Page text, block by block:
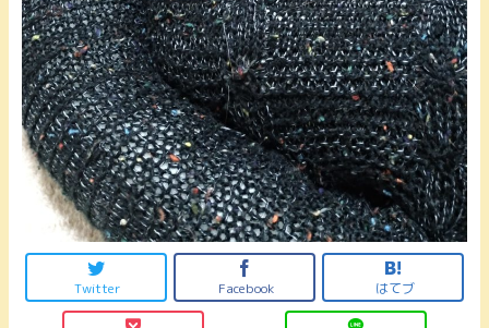
Twitter Facebook はてブ